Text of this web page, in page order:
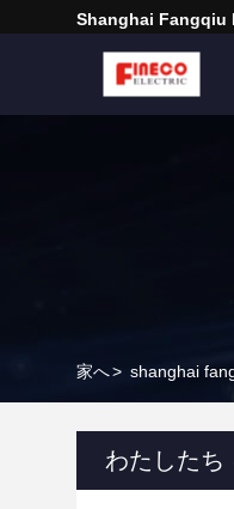
Shanghai
家へ> shanghai
わたしたち